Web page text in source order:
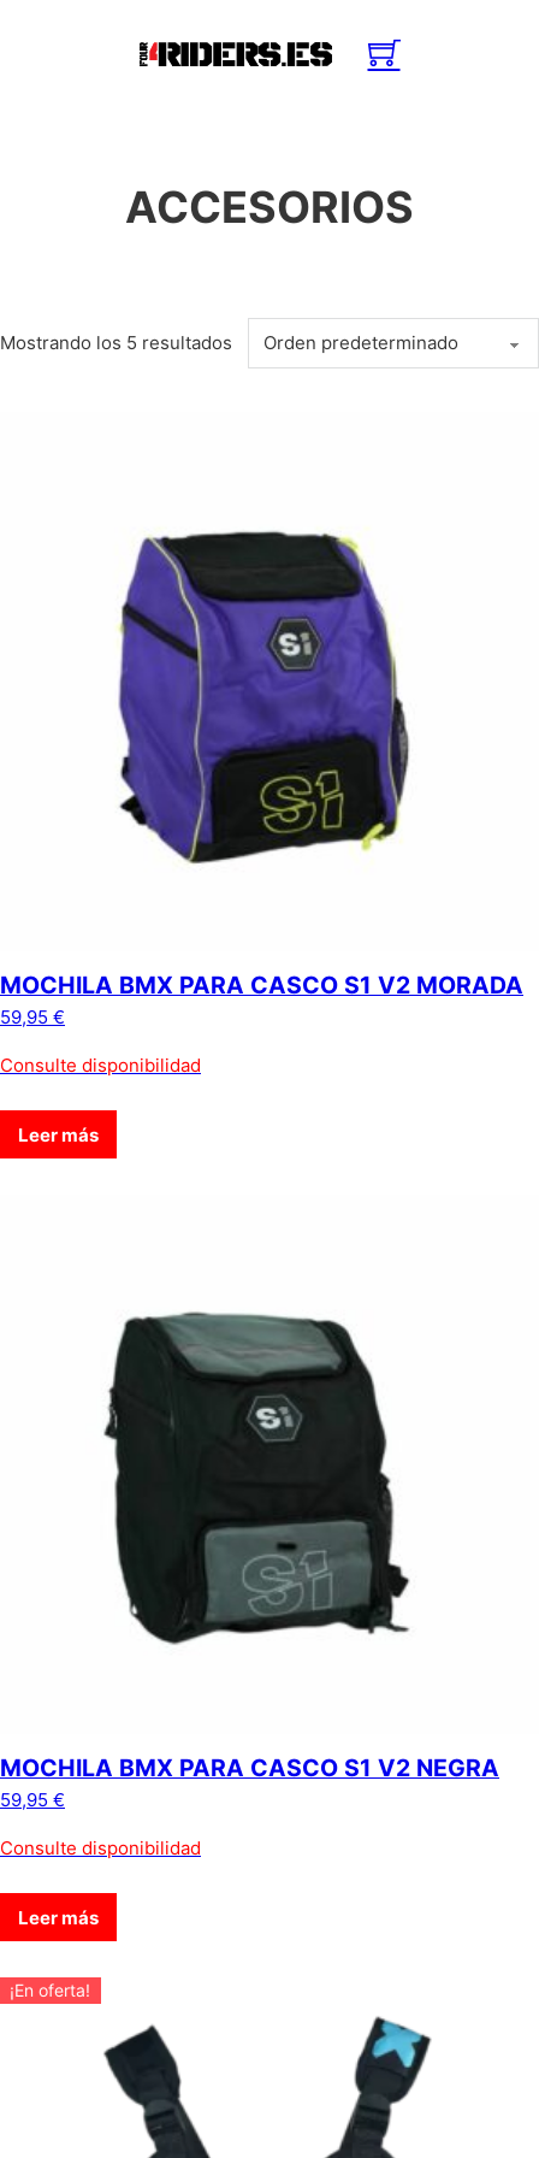
ACCESORIOS
Mostrando los 5 resultados
MOCHILA BMX PARA CASCO S1 V2 MORADA
59,95 €
Consulte disponibilidad
Leer más
MOCHILA BMX PARA CASCO S1 V2 NEGRA
59,95 €
Consulte disponibilidad
Leer más
¡En oferta!